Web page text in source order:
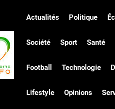
Côte
d'Ivoire
Actualités Politique
Société Sport Santé
Football Technologie
Lifestyle Opinions